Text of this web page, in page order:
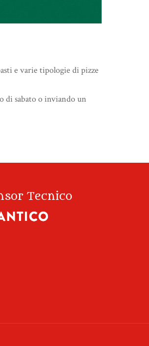
e varie tipologie di pizze
di sabato o inviando un
Tecnico